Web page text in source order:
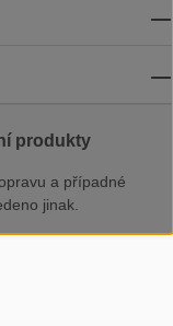
produkty
a případné
jinak.